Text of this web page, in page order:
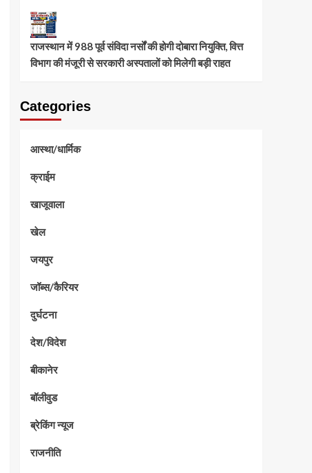
राजस्थान में 988 पूर्व संविदा नर्सों की होगी दोबारा नियुक्ति, वित्त
विभाग की मंजूरी से सरकारी अस्पतालों को मिलेगी बड़ी राहत
Categories
आस्था/धार्मिक
क्राईम
खाजूवाला
खेल
जयपुर
जॉब्स/कैरियर
दुर्घटना
देश/विदेश
बीकानेर
बॉलीवुड
ब्रेकिंग न्यूज
राजनीति